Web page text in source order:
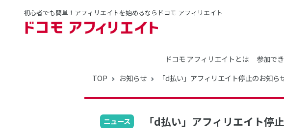
初心者でも簡単！アフィリエイトを始めるならドコモ アフィリエイト
ドコモ アフィリエイトとは 参加で
TOP
お知らせ 「d払い」アフィリエイト停止のお知ら
ニュース 「d払い」アフィリエイト停